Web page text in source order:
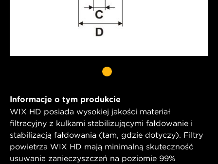
Informacje o tym produkcie
WIX HD posiada wysokiej jakości materiał
filtracyjny z kulkami stabilizującymi fałdowanie i
stabilizacją fałdowania (tam, gdzie dotyczy). Filtry
powietrza WIX HD mają minimalną skuteczność
usuwania zanieczyszczeń na poziomie 99%